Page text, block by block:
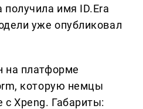
имя ID.Era
уже опубликовал
на платформе
которую немцы
с Xpeng. Габариты: